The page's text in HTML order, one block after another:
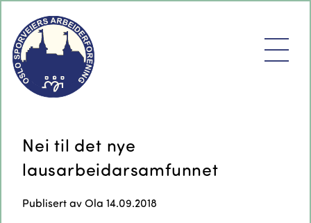
Nei til det nye
lausarbeidarsamfunnet
Publisert avOla 14.09.2018